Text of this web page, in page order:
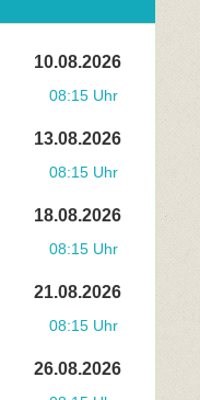
10.08.2026
08:15 Uhr
13.08.2026
08:15 Uhr
18.08.2026
08:15 Uhr
21.08.2026
08:15 Uhr
26.08.2026